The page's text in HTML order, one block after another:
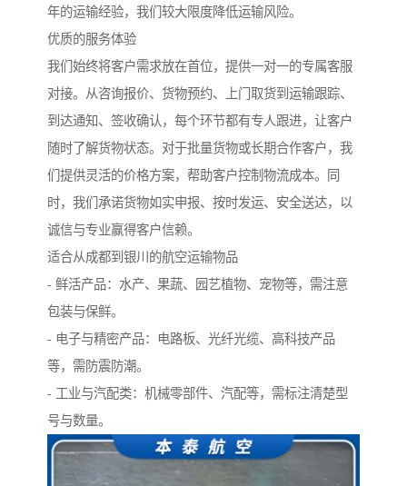
年的运输经验，我们较大限度降低运输风险。
优质的服务体验
我们始终将客户需求放在首位，提供一对一的专属客服
对接。从咨询报价、货物预约、上门取货到运输跟踪、
到达通知、签收确认，每个环节都有专人跟进，让客户
随时了解货物状态。对于批量货物或长期合作客户，我
们提供灵活的价格方案，帮助客户控制物流成本。同
时，我们承诺货物如实申报、按时发运、安全送达，以
诚信与专业赢得客户信赖。
适合从成都到银川的航空运输物品
- 鲜活产品：水产、果蔬、园艺植物、宠物等，需注意
包装与保鲜。
- 电子与精密产品：电路板、光纤光缆、高科技产品
等，需防震防潮。
- 工业与汽配类：机械零部件、汽配等，需标注清楚型
号与数量。